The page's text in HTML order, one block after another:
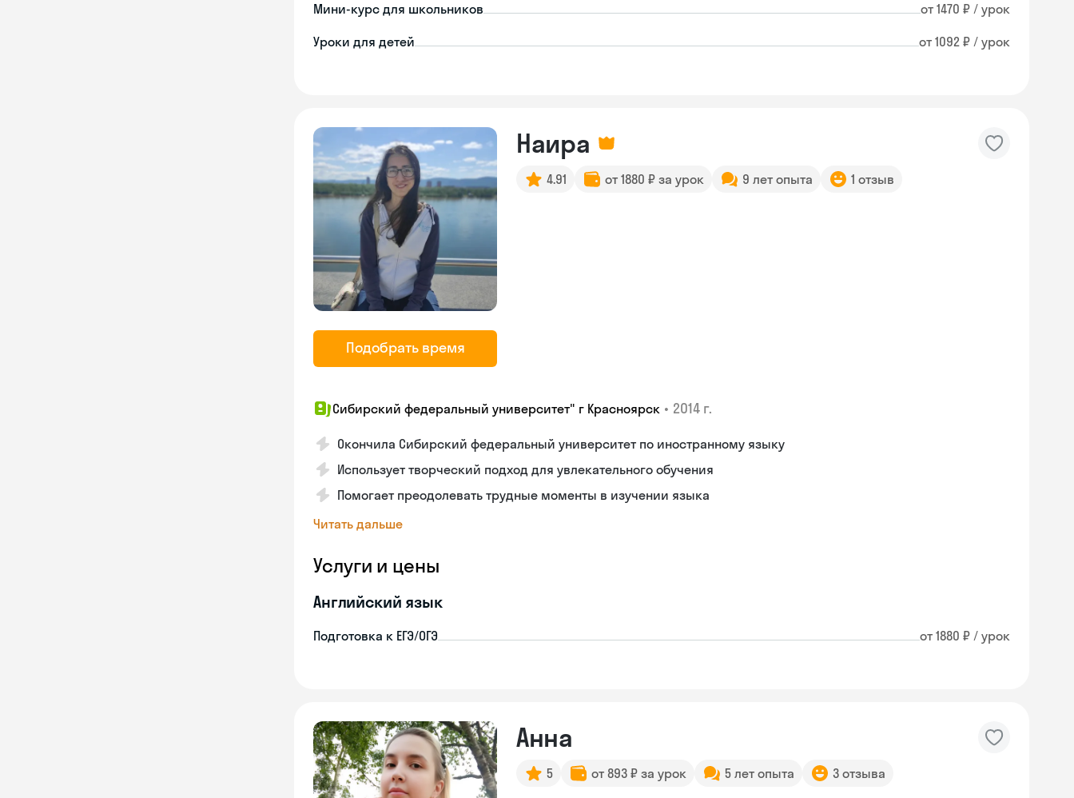
Мини-курс для школьников от 1470 ₽ / урок
Уроки для детей от 1092 ₽ / урок
Подобрать время
Наира
4.91 от 1880 ₽ за урок 9 лет опыта 1 отзыв
Сибирский федеральный университет" г Красноярск • 2014 г.
Окончила Сибирский федеральный университет по иностранному языку
Использует творческий подход для увлекательного обучения
Помогает преодолевать трудные моменты в изучении языка
Читать дальше
Услуги и цены
Английский язык
Подготовка к ЕГЭ/ОГЭ от 1880 ₽ / урок
Анна
5 от 893 ₽ за урок 5 лет опыта 3 отзыва